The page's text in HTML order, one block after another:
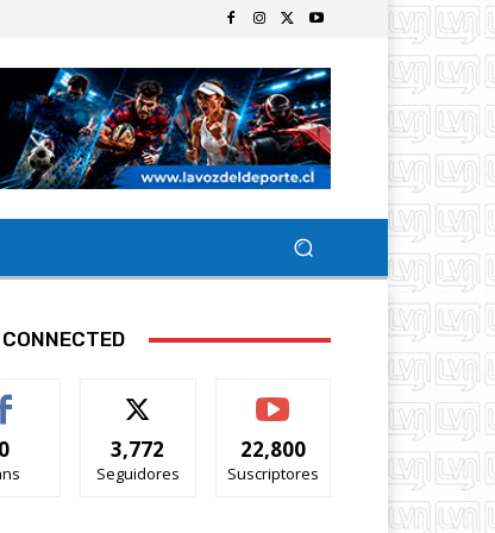
0 3,772
Seguidores
22,800
Suscriptores